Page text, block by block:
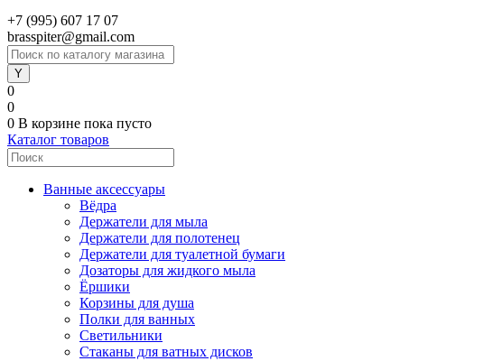
+7 (995) 607 17 07
brasspiter@gmail.com
0
0
0 В корзине пока пусто
Каталог товаров
Ванные аксессуары
Вёдра
Держатели для мыла
Держатели для полотенец
Держатели для туалетной бумаги
Дозаторы для жидкого мыла
Ёршики
Корзины для душа
Полки для ванных
Светильники
Стаканы для ватных дисков